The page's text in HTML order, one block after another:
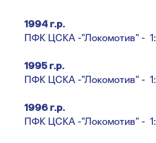
1994 г.р.
ПФК ЦСКА -"Локомотив" -
1995 г.р.
ПФК ЦСКА -"Локомотив" -
1996 г.р.
ПФК ЦСКА -"Локомотив" -